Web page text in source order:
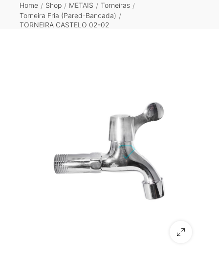
Home / Shop / METAIS / Torneiras /
Torneira Fria (Pared-Bancada) /
TORNEIRA CASTELO 02-02